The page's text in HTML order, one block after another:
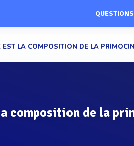
QUESTIONS
EST LA COMPOSITION DE LA
composition de la